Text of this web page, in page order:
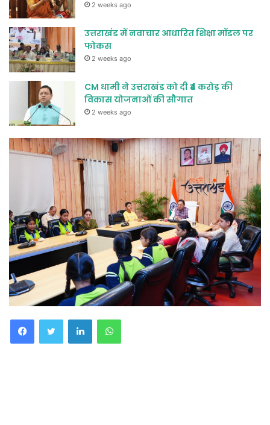
FacebookTwitter LinkedInWhatsApp
2 weeks ago
उत्तराखंड में नवाचार आधारित शिक्षा मॉडल पर
फोकस
2 weeks ago
CM धामी ने उत्तराखंड को दी ₹4 करोड़ की
विकास योजनाओं की सौगात
2 weeks ago